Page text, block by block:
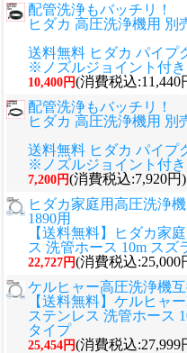
配管洗浄もバッチリ！
ヒダカ 高圧洗浄機用 別
送料無料 ヒダカ パイプ
※ノズルジョイント付き
10,400円(消費税込:11,440
配管洗浄もバッチリ！
ヒダカ 高圧洗浄機用 別
送料無料 ヒダカ パイプ
※ノズルジョイント付き
7,200円(消費税込:7,920円)
ヒダカ家庭用高圧洗浄
1890用
【送料無料】ヒダカ家
ス 洗管ホース 10m ス
22,727円(消費税込:25,000
ケルヒャー高圧洗浄機
【送料無料】ケルヒャ
ステンレス 洗管ホース
タイプ
25,454円(消費税込:27,999